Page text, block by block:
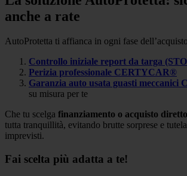
anche a rate
AutoProtetta ti affianca in ogni fase
Controllo iniziale report da targa
Perizia professionale CERTYCAR®
Garanzia auto usata guasti
su misura per te
Che tu scelga finanziamento o acquisto diretto
tutta tranquillità, evitando brutte sorprese e
imprevisti.
Fai scelta più adatta a te!